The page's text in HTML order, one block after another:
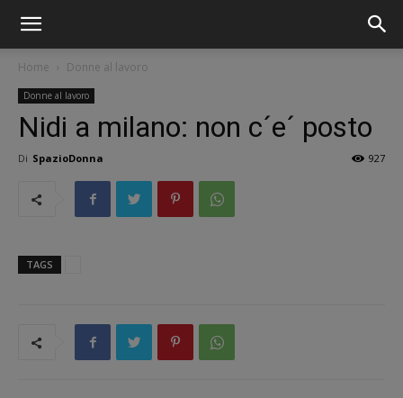
Home Donne al lavoro
Donne al lavoro
Nidi a milano: non c´e´ posto
Di SpazioDonna 927
TAGS